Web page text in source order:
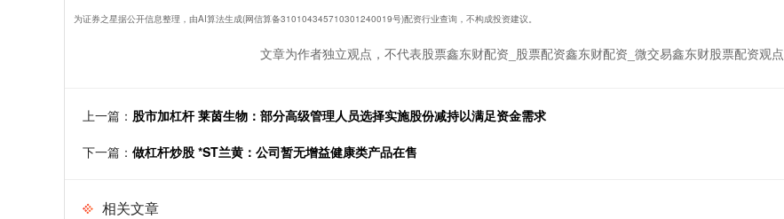
为证券之星据公开信息整理，由AI算法生成(网信算备310104345710301240019号)配资行业查询，不构成投资建议。
文章为作者独立观点，不代表股票鑫东财配资_股票配资鑫东财配资_微交易鑫东财股票配资观点
上一篇： 股市加杠杆 莱茵生物：部分高级管理人员选择实施股份减持以满足资金需求
下一篇： 做杠杆炒股 *ST兰黄：公司暂无增益健康类产品在售
相关文章